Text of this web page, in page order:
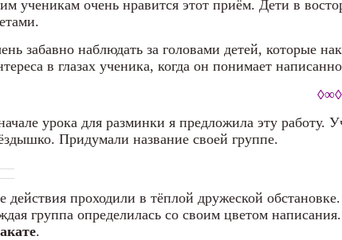
ученикам очень нравится этот приём. Дети в
забавно наблюдать за головами детей, которые
в глазах ученика, когда он понимает
урока для разминки я предложила эту работу.
Придумали название своей группе.
действия проходили в тёплой дружеской
группа определилась со своим цветом
.